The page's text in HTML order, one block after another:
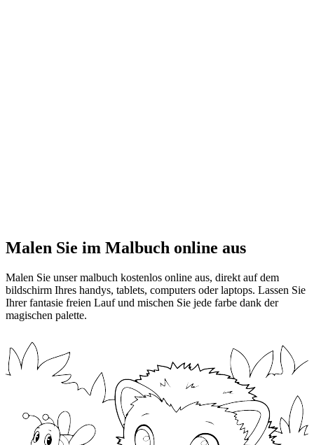
Malen Sie im Malbuch online aus
Malen Sie unser malbuch kostenlos online aus, direkt auf dem
bildschirm Ihres handys, tablets, computers oder laptops. Lassen Sie
Ihrer fantasie freien Lauf und mischen Sie jede farbe dank der
magischen palette.